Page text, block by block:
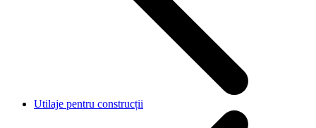
Utilaje pentru construcții